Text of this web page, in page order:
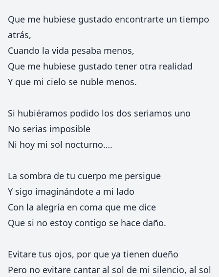
Que me hubiese gustado encontrarte un tiempo
atrás,
Cuando la vida pesaba menos,
Que me hubiese gustado tener otra realidad
Y que mi cielo se nuble menos.
Si hubiéramos podido los dos seriamos uno
No serias imposible
Ni hoy mi sol nocturno….
La sombra de tu cuerpo me persigue
Y sigo imaginándote a mi lado
Con la alegría en coma que me dice
Que si no estoy contigo se hace daño.
Evitare tus ojos, por que ya tienen dueño
Pero no evitare cantar al sol de mi silencio, al sol